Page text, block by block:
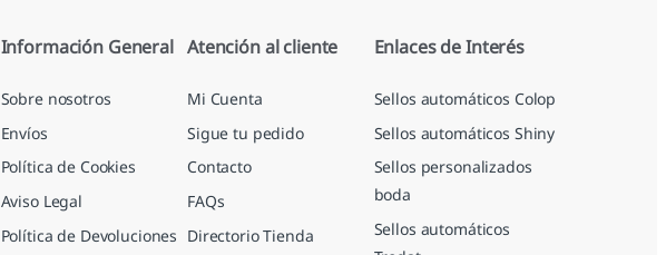
Información General
Sobre nosotros
Envíos
Política de Cookies
Aviso Legal
Política de Devoluciones
Atención al cliente
Mi Cuenta
Sigue tu pedido
Contacto
FAQs
Directorio Tienda
Enlaces de Interés
Sellos automáticos Colop
Sellos automáticos Shiny
Sellos personalizados
boda
Sellos automáticos